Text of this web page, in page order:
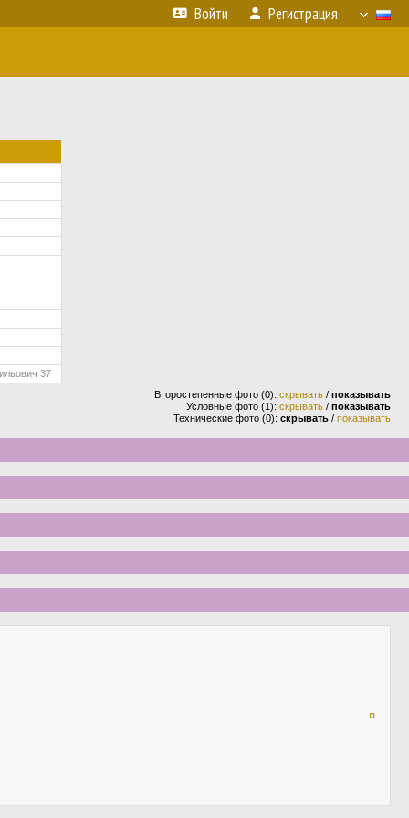
Войти Регистрация
37
Второстепенные фото (0): скрывать / показывать
Условные фото (1): скрывать / показывать
Технические фото (0): скрывать / показывать
¤